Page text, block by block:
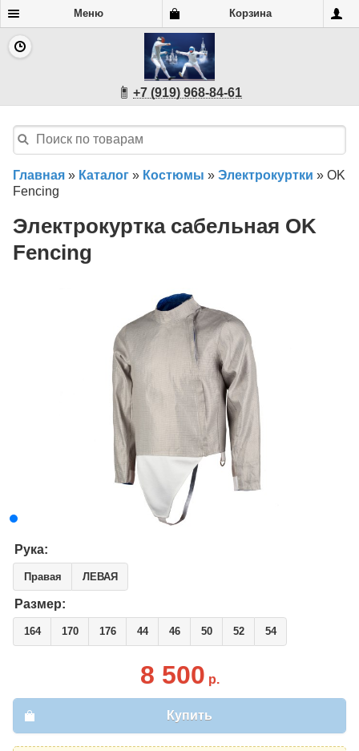
Меню Корзина
+7 (919) 968-84-61
Главная » Каталог » Костюмы » Электрокуртки » OK
Fencing
Электрокуртка сабельная OK
Fencing
Рука:
Правая ЛЕВАЯ
Размер:
164 170 176 44 46 50 52 54
8 500 р.
Купить